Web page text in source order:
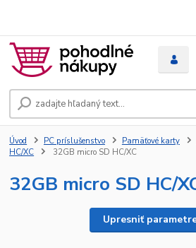
Úvod PC príslušenstvo Pamäťové karty
HC/XC
32GB micro SD HC/XC
32GB micro SD HC/
Upresniť